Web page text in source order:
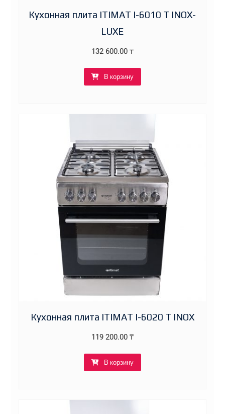
Кухонная плита ITIMAT I-6010 T INOX-
LUXE
132 600.00 ₸
В корзину
Кухонная плита ITIMAT I-6020 T INOX
119 200.00 ₸
В корзину